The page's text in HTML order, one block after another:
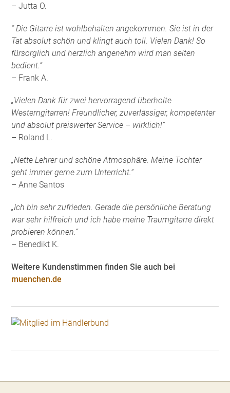
– Jutta O.
“ Die Gitarre ist wohlbehalten angekommen. Sie ist in der
Tat absolut schön und klingt auch toll. Vielen Dank! So
fürsorglich und herzlich angenehm wird man selten
bedient.“
– Frank A.
„Vielen Dank für zwei hervorragend überholte
Westerngitarren! Freundlicher, zuverlässiger, kompetenter
und absolut preiswerter Service – wirklich!“
– Roland L.
„Nette Lehrer und schöne Atmosphäre. Meine Tochter
geht immer gerne zum Unterricht.“
– Anne Santos
„Ich bin sehr zufrieden. Gerade die persönliche Beratung
war sehr hilfreich und ich habe meine Traumgitarre direkt
probieren können.“
– Benedikt K.
Weitere Kundenstimmen finden Sie auch bei
muenchen.de